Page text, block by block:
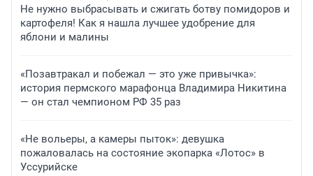
Не нужно выбрасывать и сжигать ботву помидоров и
картофеля! Как я нашла лучшее удобрение для
яблони и малины
«Позавтракал и побежал — это уже привычка»:
история пермского марафонца Владимира Никитина
— он стал чемпионом РФ 35 раз
«Не вольеры, а камеры пыток»: девушка
пожаловалась на состояние экопарка «Лотос» в
Уссурийске